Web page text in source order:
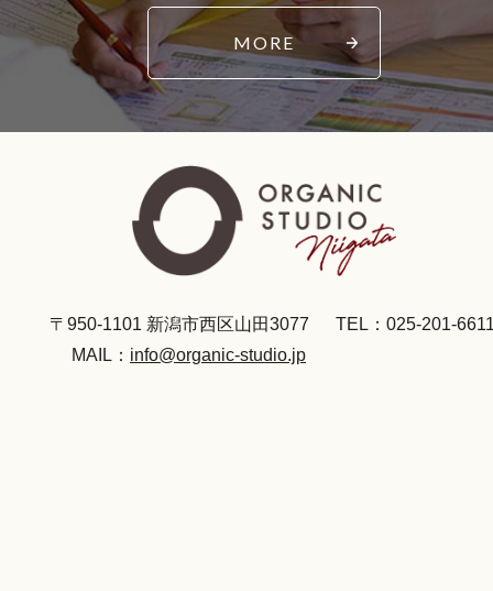
MORE
〒950-1101 新潟市西区山田3077
TEL：025-201-
MAIL： info@organic-studio.jp